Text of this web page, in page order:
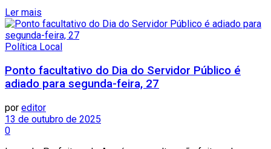
Ler mais
Política Local
Ponto facultativo do Dia do Servidor Público é
adiado para segunda-feira, 27
por editor
13 de outubro de 2025
0